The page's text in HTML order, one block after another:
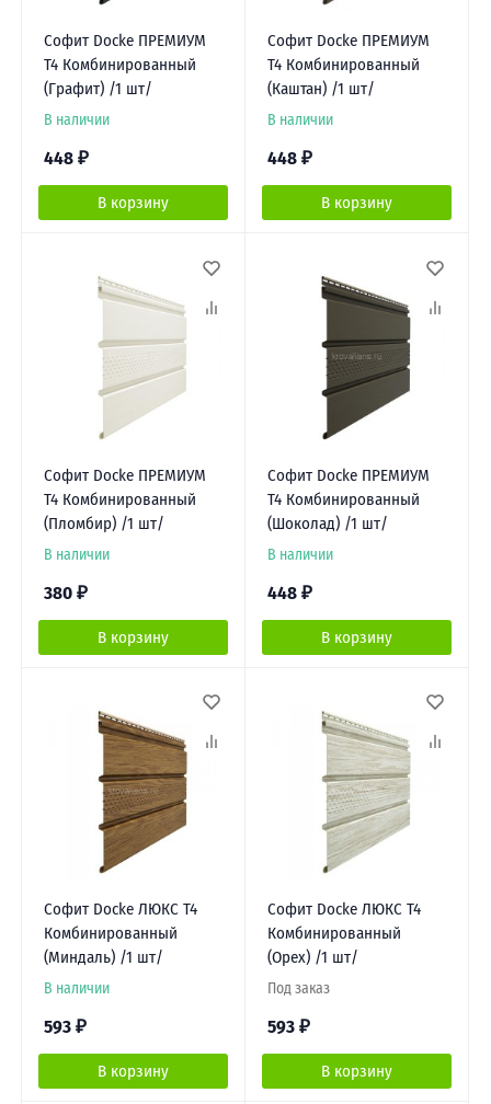
Софит Docke ПРЕМИУМ
Т4 Комбинированный
(Графит) /1 шт/
В наличии
448 ₽
В корзину
Софит Docke ПРЕМИУМ
Т4 Комбинированный
(Каштан) /1 шт/
В наличии
448 ₽
В корзину
Софит Docke ПРЕМИУМ
Т4 Комбинированный
(Пломбир) /1 шт/
В наличии
380 ₽
В корзину
Софит Docke ПРЕМИУМ
Т4 Комбинированный
(Шоколад) /1 шт/
В наличии
448 ₽
В корзину
Софит Docke ЛЮКС Т4
Комбинированный
(Миндаль) /1 шт/
В наличии
593 ₽
В корзину
Софит Docke ЛЮКС Т4
Комбинированный
(Орех) /1 шт/
Под заказ
593 ₽
В корзину